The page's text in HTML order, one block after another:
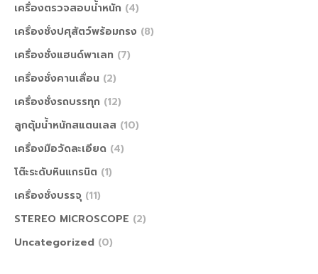
เครื่องตรวจสอบน้ำหนัก (4)
เครื่องชั่งปศุสัตว์พร้อมกรง (8)
เครื่องชั่งแฮนด์พาเลท (7)
เครื่องชั่งคานเลื่อน (2)
เครื่องชั่งรถบรรทุก (12)
ลูกตุ้มน้ำหนักสแตนเลส (10)
เครื่องมือวัดละเอียด (4)
โต๊ะระดับหินแกรนิต (1)
เครื่องชั่งบรรจุ (11)
STEREO MICROSCOPE (2)
Uncategorized (0)